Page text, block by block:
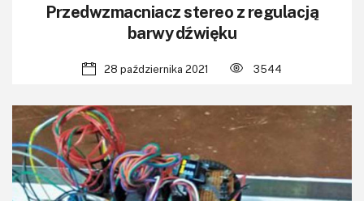
Przedwzmacniacz stereo z regulacją
barwy dźwięku
28 października 2021 3544